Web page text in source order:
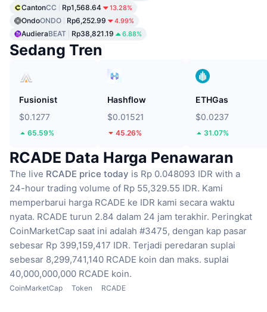
CantonCC Rp1,568.64 13.28%
OndoONDO Rp6,252.99 4.99%
AudieraBEAT Rp38,821.19 6.88%
Sedang Tren
Fusionist
$0.1277
65.59%
Hashflow
$0.01521
45.26%
ETHGas
$0.0237
31.07%
RCADE Data Harga Penawaran
The live RCADE price today is Rp 0.048093 IDR with a
24-hour trading volume of Rp 55,329.55 IDR. Kami
memperbarui harga RCADE ke IDR kami secara waktu
nyata. RCADE turun 2.84 dalam 24 jam terakhir. Peringkat
CoinMarketCap saat ini adalah #3475, dengan kap pasar
sebesar Rp 399,159,417 IDR. Terjadi peredaran suplai
sebesar 8,299,741,140 RCADE koin dan maks. suplai
40,000,000,000 RCADE koin.
CoinMarketCap Token RCADE